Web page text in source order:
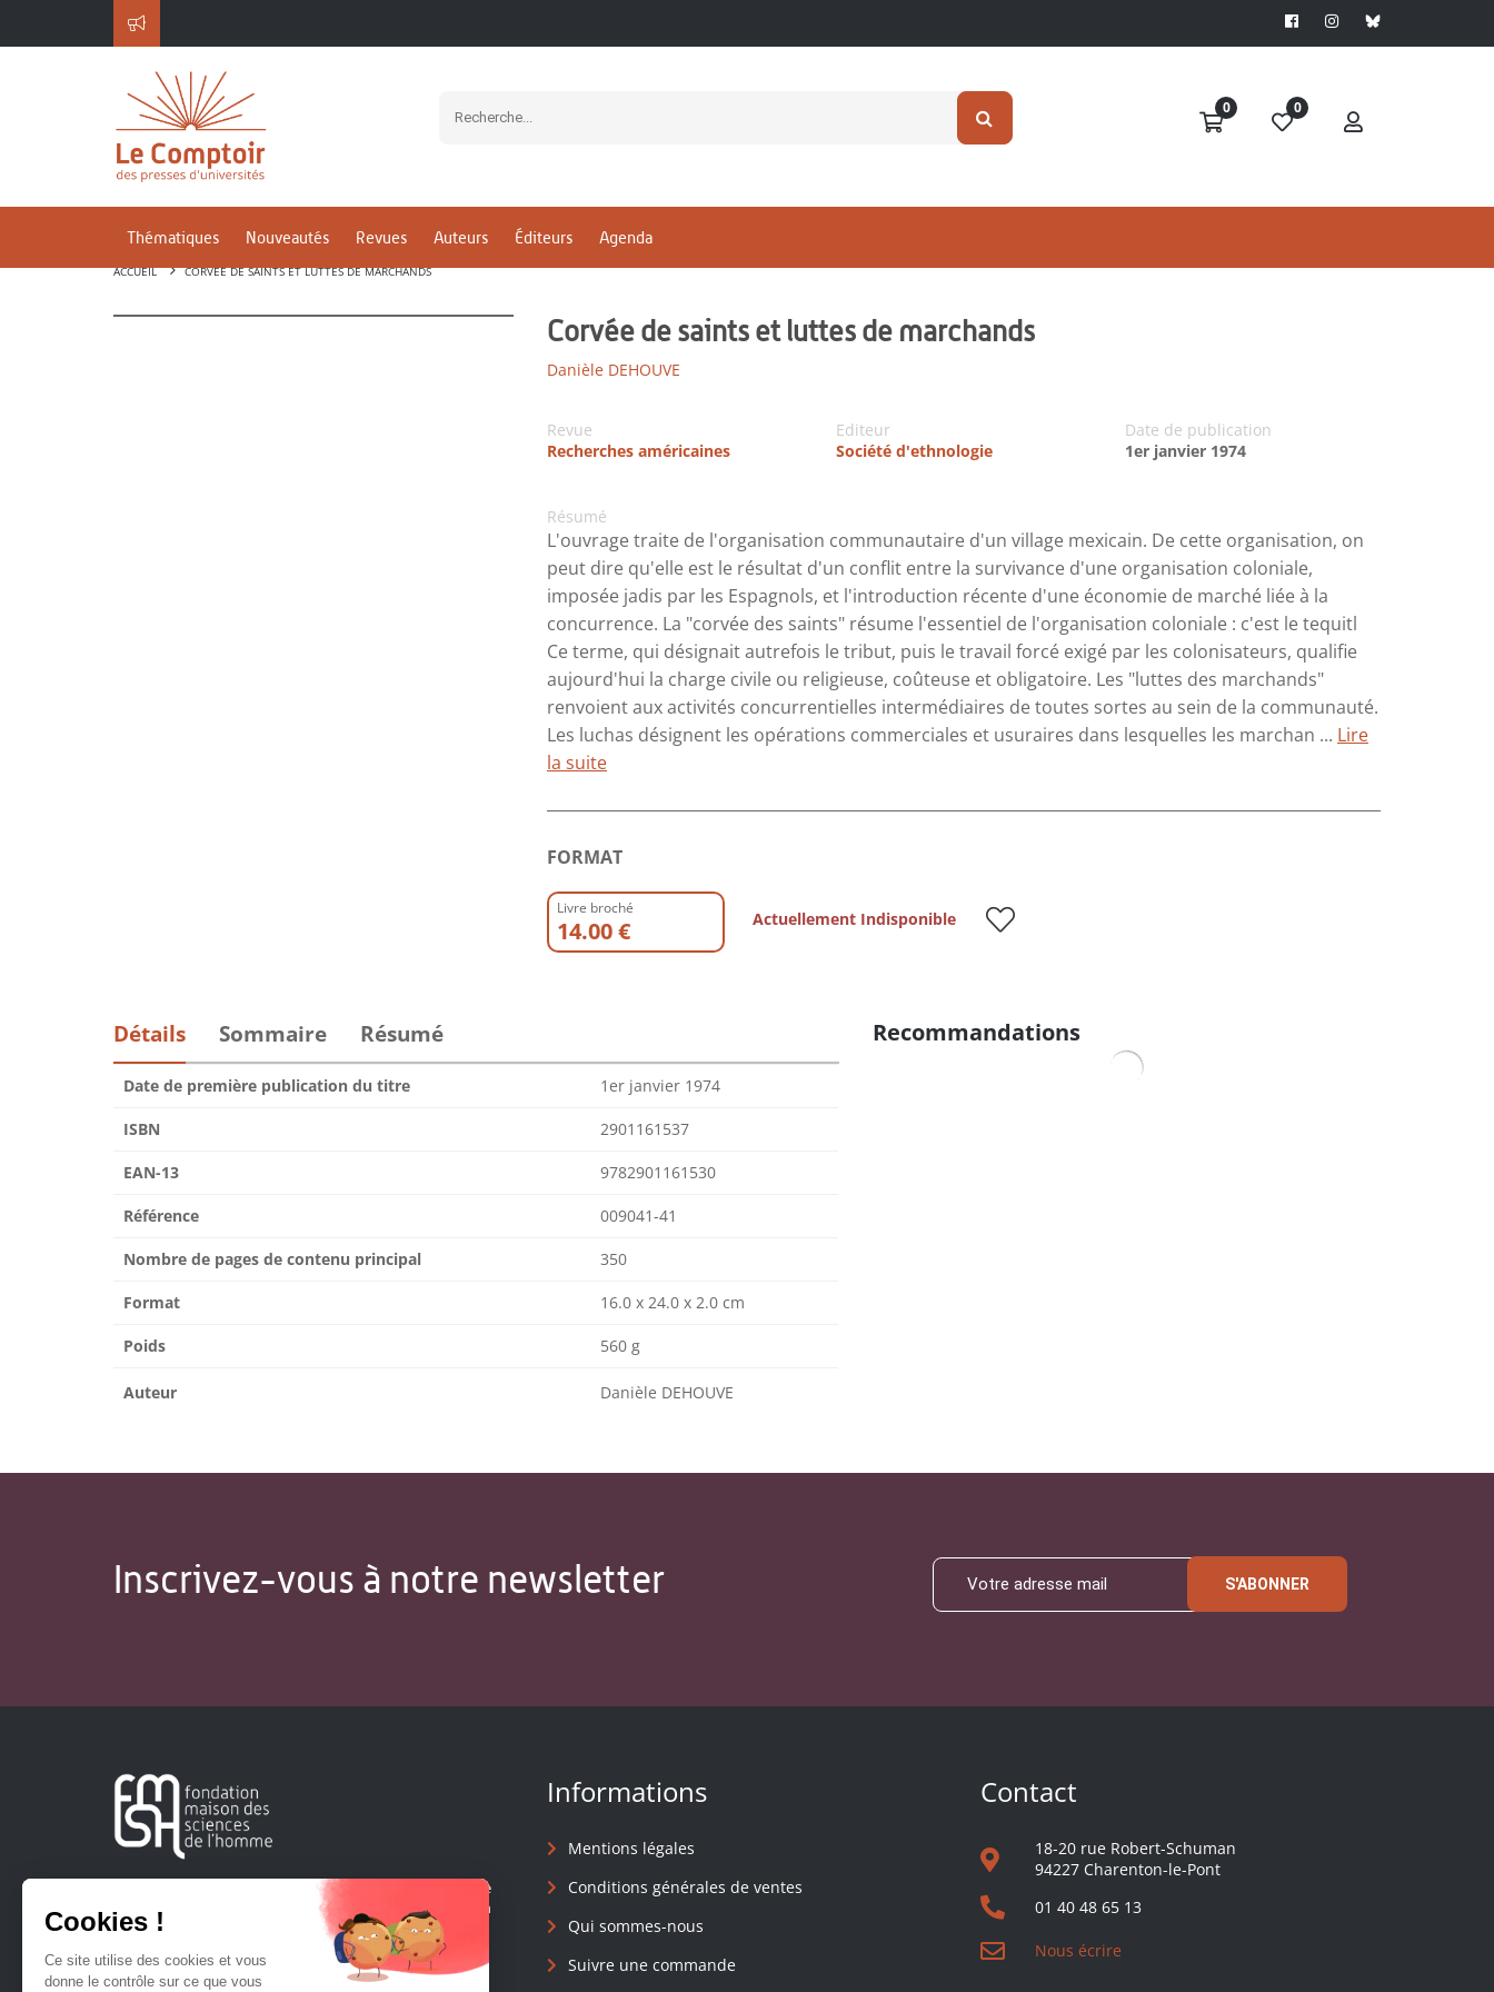
0 0
Thématiques Nouveautés Revues Auteurs Éditeurs Agenda
ACCUEIL CORVÉE DE SAINTS ET LUTTES DE MARCHANDS
Corvée de saints et luttes de marchands
Danièle DEHOUVE
Revue
Recherches américaines
Editeur
Société d'ethnologie
Date de publication
1er janvier 1974
Résumé
L'ouvrage traite de l'organisation communautaire d'un village mexicain. De cette organisation, on
peut dire qu'elle est le résultat d'un conflit entre la survivance d'une organisation coloniale,
imposée jadis par les Espagnols, et l'introduction récente d'une économie de marché liée à la
concurrence. La "corvée des saints" résume l'essentiel de l'organisation coloniale : c'est le tequitl
Ce terme, qui désignait autrefois le tribut, puis le travail forcé exigé par les colonisateurs, qualifie
aujourd'hui la charge civile ou religieuse, coûteuse et obligatoire. Les "luttes des marchands"
renvoient aux activités concurrentielles intermédiaires de toutes sortes au sein de la communauté.
Les luchas désignent les opérations commerciales et usuraires dans lesquelles les marchan ... Lire
la suite
FORMAT
Livre broché
14.00 € Actuellement Indisponible
Détails Sommaire Résumé
Date de première publication du titre 1er janvier 1974
ISBN 2901161537
EAN-13 9782901161530
Référence 009041-41
Nombre de pages de contenu principal 350
Format 16.0 x 24.0 x 2.0 cm
Poids 560 g
Auteur Danièle DEHOUVE
Recommandations
Inscrivez-vous à notre newsletter S'ABONNER
Créée en 1963, la Fondation Maison Sciences de l'Homme
soutient la recherche et la diffusion des connaissances en
sciences humaines et sociales.
Informations
Mentions légales
Conditions générales de ventes
Qui sommes-nous
Suivre une commande
Contact
18-20 rue Robert-Schuman
94227 Charenton-le-Pont
01 40 48 65 13
Nous écrire